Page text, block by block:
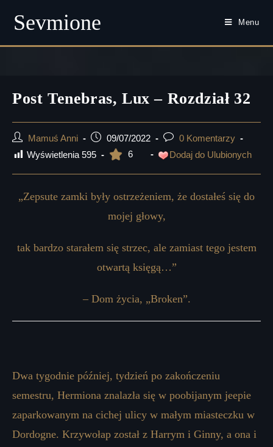
Sevmione Menu
Post Tenebras, Lux – Rozdział 32
Post
author:
Mamuś Anni
Post
published:
09/07/2022
Post
comments:
0 Komentarzy
Wyświetlenia 595 6 Dodaj do Ulubionych
„Zepsute zamki były ostrzeżeniem, że dostałeś się do
mojej głowy,
tak bardzo starałem się strzec, ale zamiast tego jestem
otwartą księgą…”
– Dom życia, „Broken”.
Dwa tygodnie później, tydzień po zakończeniu
semestru, Hermiona znalazła się w poobijanym jeepie
zaparkowanym na cichej ulicy w małym miasteczku w
Dordogne. Krzywołap został z Harrym i Ginny, a ona i